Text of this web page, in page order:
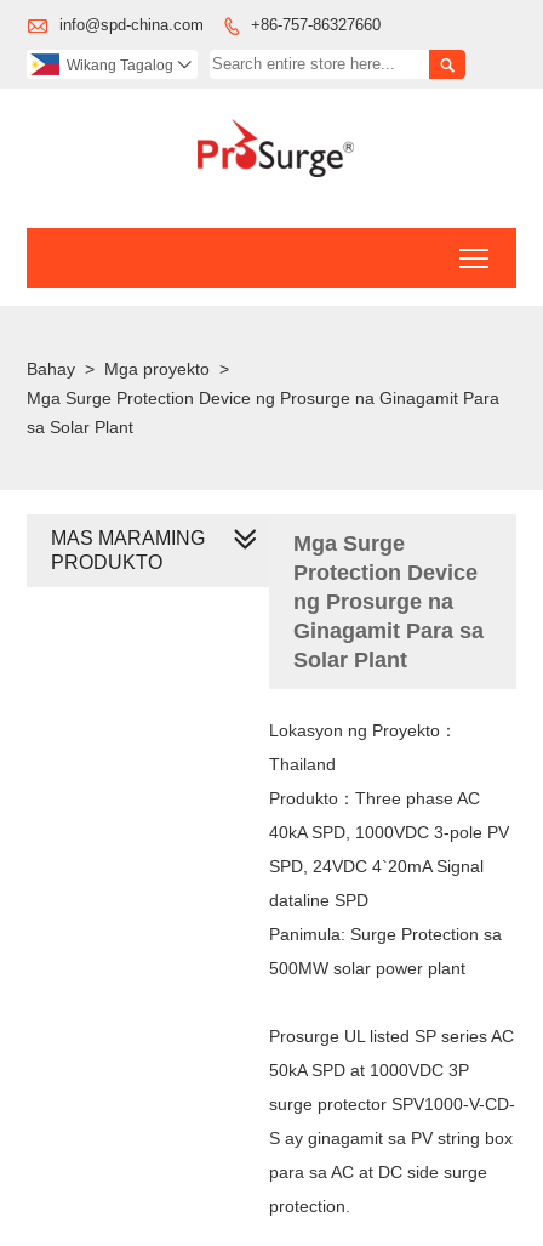
 info@spd-china.com  +86-757-86327660

Wikang Tagalog 
Bahay > Mga proyekto >
Mga Surge Protection Device ng Prosurge na Ginagamit Para
sa Solar Plant
Mga Surge
Protection Device
ng Prosurge na
Ginagamit Para sa
Solar Plant
Lokasyon ng Proyekto：
Thailand
Produkto：Three phase AC
40kA SPD, 1000VDC 3-pole PV
SPD, 24VDC 4`20mA Signal
dataline SPD
Panimula: Surge Protection sa
500MW solar power plant
Prosurge UL listed SP series AC
50kA SPD at 1000VDC 3P
surge protector SPV1000-V-CD-
S ay ginagamit sa PV string box
para sa AC at DC side surge
protection.
MAS MARAMING
PRODUKTO